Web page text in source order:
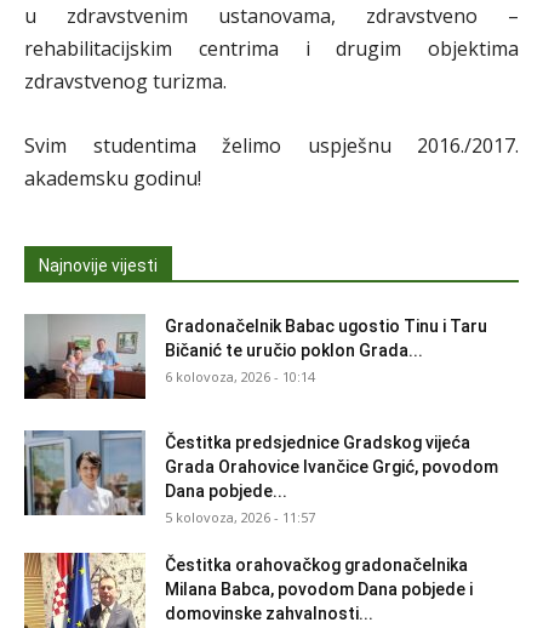
u zdravstvenim ustanovama, zdravstveno –
rehabilitacijskim centrima i drugim objektima
zdravstvenog turizma.
Svim studentima želimo uspješnu 2016./2017.
akademsku godinu!
Najnovije vijesti
Gradonačelnik Babac ugostio Tinu i Taru
Bičanić te uručio poklon Grada...
6 kolovoza, 2026 - 10:14
Čestitka predsjednice Gradskog vijeća
Grada Orahovice Ivančice Grgić, povodom
Dana pobjede...
5 kolovoza, 2026 - 11:57
Čestitka orahovačkog gradonačelnika
Milana Babca, povodom Dana pobjede i
domovinske zahvalnosti...